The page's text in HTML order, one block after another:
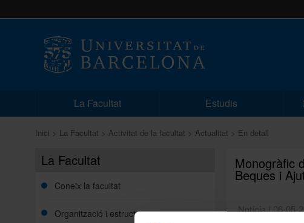
La Facultat Estudis
Inici La Facultat Activitat de la facultat Actualitat En detall
La Facultat
Coneix la facultat
Organització i estructura
Monogràfic
Beques i
Notícia | 06-05-